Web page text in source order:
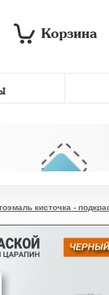
Корзина
кисточка -